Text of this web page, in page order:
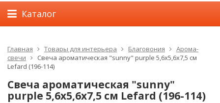
Каталог
Главная Товары для интерьера Благовония
Арома-
свечи
Свеча ароматическая "sunny" purple 5,6х5,6х7,5 см
Lefard (196-114)
Свеча ароматическая "sunny"
purple 5,6х5,6х7,5 см Lefard (196-114)